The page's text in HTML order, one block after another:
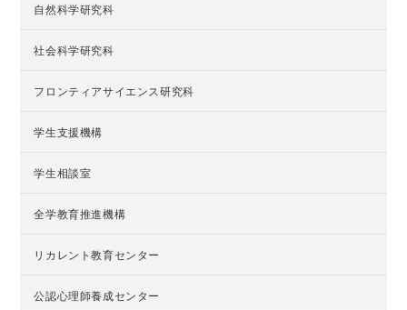
自然科学研究科
社会科学研究科
フロンティアサイエンス研究科
学生支援機構
学生相談室
全学教育推進機構
リカレント教育センター
公認心理師養成センター